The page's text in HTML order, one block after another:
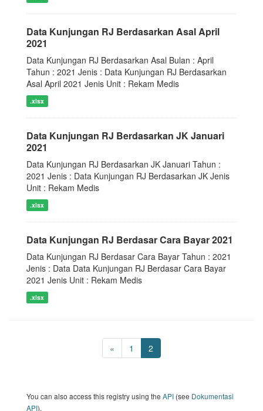
Data Kunjungan RJ Berdasarkan Asal April
2021
Data Kunjungan RJ Berdasarkan Asal Bulan : April
Tahun : 2021 Jenis : Data Kunjungan RJ Berdasarkan
Asal April 2021 Jenis Unit : Rekam Medis
.xlsx
Data Kunjungan RJ Berdasarkan JK Januari
2021
Data Kunjungan RJ Berdasarkan JK Januari Tahun :
2021 Jenis : Data Kunjungan RJ Berdasarkan JK Jenis
Unit : Rekam Medis
.xlsx
Data Kunjungan RJ Berdasar Cara Bayar 2021
Data Kunjungan RJ Berdasar Cara Bayar Tahun : 2021
Jenis : Data Data Kunjungan RJ Berdasar Cara Bayar
2021 Jenis Unit : Rekam Medis
.xlsx
« 1 2
You can also access this registry using the API (see Dokumentasi
API).